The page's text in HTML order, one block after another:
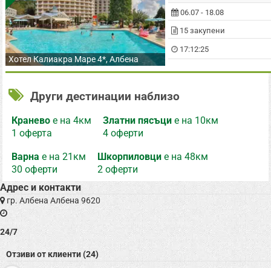
Хотел Калиакра Маре 4*, Албена
06.07 - 18.08
15 закупени
17:12:24
Други дестинации наблизо
Краневое на 4км
1 оферта
Златни пясъцие на 10км
4 оферти
Варнае на 21км
30 оферти
Шкорпиловцие на 48км
2 оферти
Адрес и контакти
гр. Албена Албена 9620
24/7
Отзиви от клиенти (24)